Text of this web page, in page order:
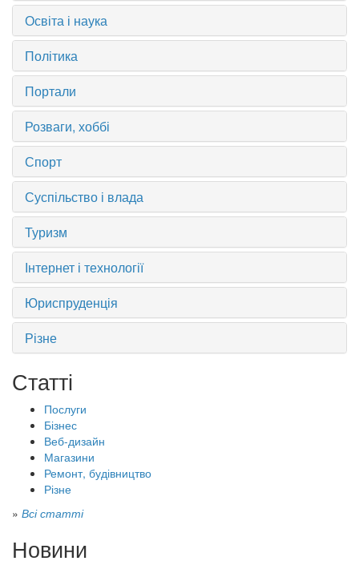
Освіта і наука
Політика
Портали
Розваги, хоббі
Спорт
Суспільство і влада
Туризм
Інтернет і технології
Юриспруденція
Різне
Статті
Послуги
Бізнес
Веб-дизайн
Магазини
Ремонт, будівництво
Різне
» Всі статті
Новини